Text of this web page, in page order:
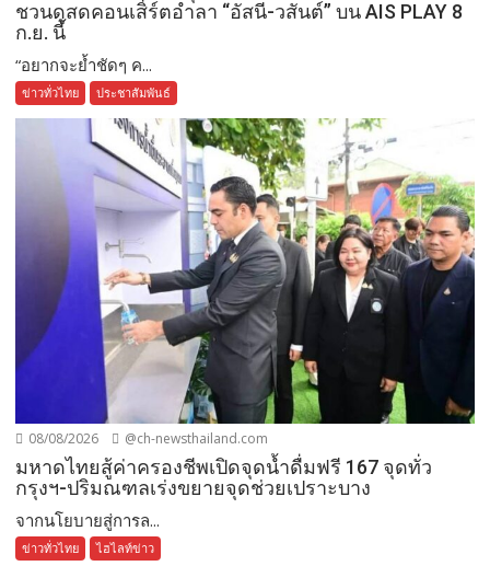
ชวนดูสดคอนเสิร์ตอำลา “อัสนี-วสันต์” บน AIS PLAY 8
ก.ย. นี้
“อยากจะย้ำชัดๆ ค...
ข่าวทั่วไทย ประชาสัมพันธ์
08/08/2026 @ch-newsthailand.com
มหาดไทยสู้ค่าครองชีพเปิดจุดน้ำดื่มฟรี 167 จุดทั่ว
กรุงฯ-ปริมณฑลเร่งขยายจุดช่วยเปราะบาง
จากนโยบายสู่การล...
ข่าวทั่วไทย ไฮไลท์ข่าว